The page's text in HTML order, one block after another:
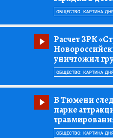
ОБЩЕСТВО: КАРТИНА ДНЯ
Расчет ЗРК
уничтожил
ОБЩЕСТВО: КАРТИНА ДНЯ
В Тюмени
парке
ОБЩЕСТВО: КАРТИНА ДНЯ